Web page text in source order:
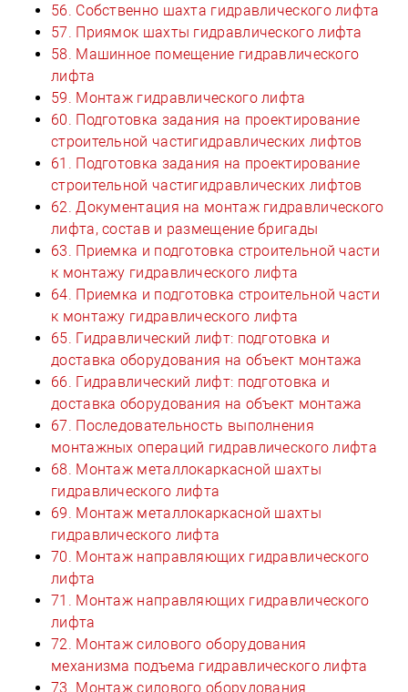
56. Собственно шахта гидравлического лифта
57. Приямок шахты гидравлического лифта
58. Машинное помещение гидравлического
лифта
59. Монтаж гидравлического лифта
60. Подготовка задания на проектирование
строительной частигидравлических лифтов
61. Подготовка задания на проектирование
строительной частигидравлических лифтов
62. Документация на монтаж гидравлического
лифта, состав и размещение бригады
63. Приемка и подготовка строительной части
к монтажу гидравлического лифта
64. Приемка и подготовка строительной части
к монтажу гидравлического лифта
65. Гидравлический лифт: подготовка и
доставка оборудования на объект монтажа
66. Гидравлический лифт: подготовка и
доставка оборудования на объект монтажа
67. Последовательность выполнения
монтажных операций гидравлического лифта
68. Монтаж металлокаркасной шахты
гидравлического лифта
69. Монтаж металлокаркасной шахты
гидравлического лифта
70. Монтаж направляющих гидравлического
лифта
71. Монтаж направляющих гидравлического
лифта
72. Монтаж силового оборудования
механизма подъема гидравлического лифта
73. Монтаж силового оборудования